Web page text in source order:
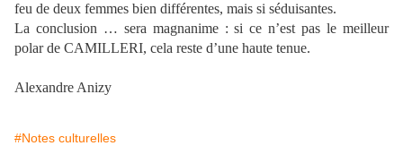
feu de deux femmes bien différentes, mais si séduisantes.
La conclusion … sera magnanime : si ce n’est pas le meilleur
polar de CAMILLERI, cela reste d’une haute tenue.
Alexandre Anizy
#Notes culturelles